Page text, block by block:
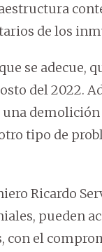
de los
se adecue,
del 2022.
tipo de
Ricardo
pueden
con el